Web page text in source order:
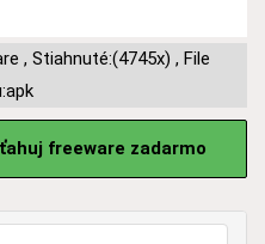
, Stiahnuté:(4745x) , File
freeware zadarmo